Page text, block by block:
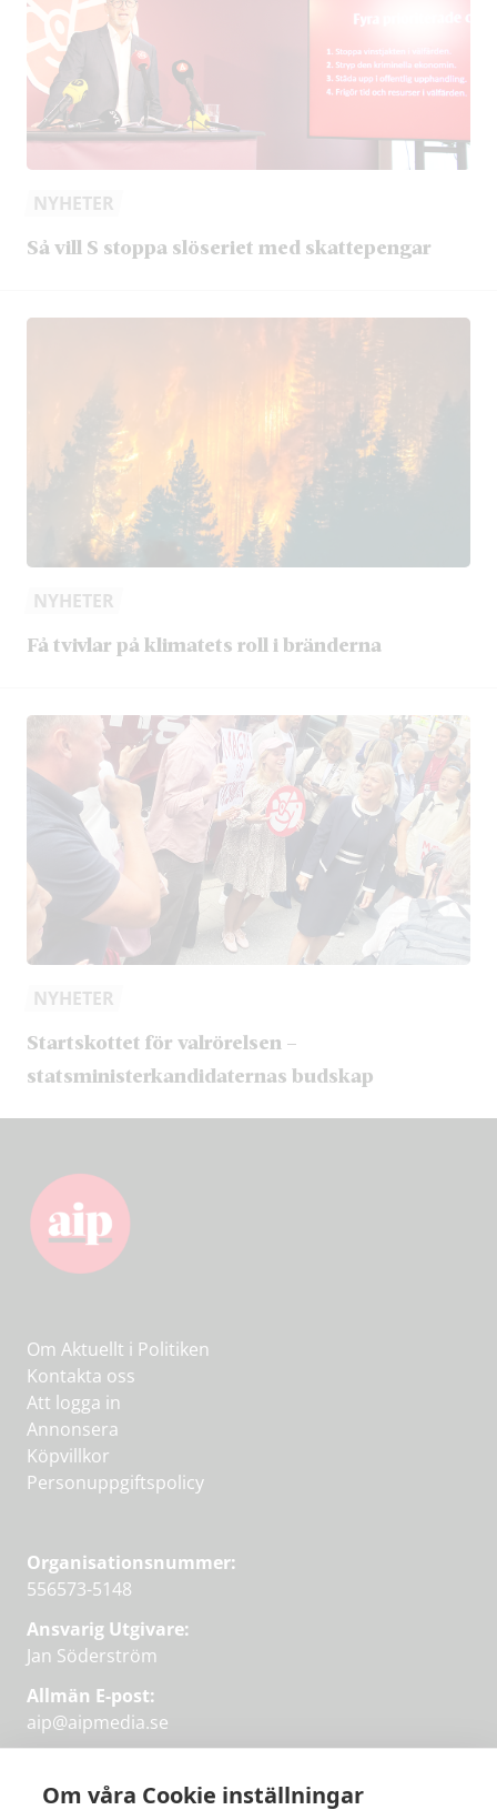
Om våra Cookie inställningar
NYHETER
Så vill S stoppa slöseriet med skattepengar
NYHETER
Få tvivlar på klimatets roll i bränderna
NYHETER
Startskottet för valrörelsen –
statsministerkandidaternas budskap
Om Aktuellt i Politiken
Kontakta oss
Att logga in
Annonsera
Köpvillkor
Personuppgiftspolicy
Organisationsnummer:
556573-5148
Ansvarig Utgivare:
Jan Söderström
Allmän E-post:
aip@aipmedia.se
aip@flowyinfo.seeller 08-1210 60 40.